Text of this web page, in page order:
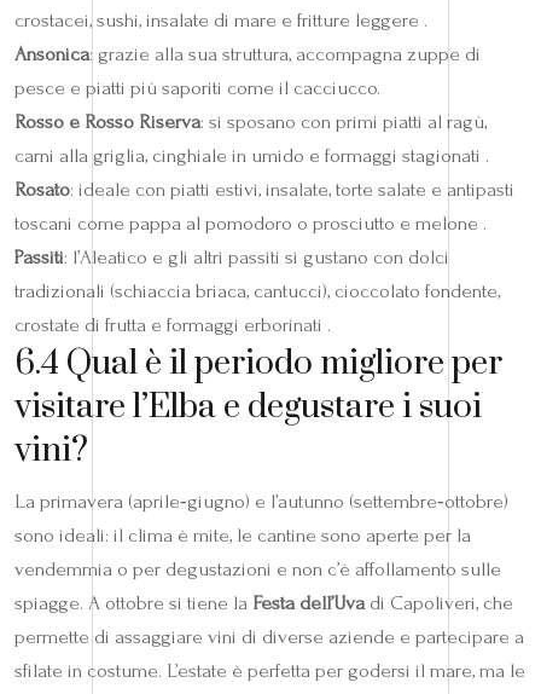
crostacei, sushi, insalate di mare e fritture leggere .
Ansonica: grazie alla sua struttura, accompagna zuppe di
pesce e piatti più saporiti come il cacciucco.
Rosso e Rosso Riserva: si sposano con primi piatti al ragù,
carni alla griglia, cinghiale in umido e formaggi stagionati .
Rosato: ideale con piatti estivi, insalate, torte salate e antipasti
toscani come pappa al pomodoro o prosciutto e melone .
Passiti: l’Aleatico e gli altri passiti si gustano con dolci
tradizionali (schiaccia briaca, cantucci), cioccolato fondente,
crostate di frutta e formaggi erborinati .
6.4 Qual è il periodo migliore per
visitare l’Elba e degustare i suoi
vini?
La primavera (aprile‑giugno) e l’autunno (settembre‑ottobre)
sono ideali: il clima è mite, le cantine sono aperte per la
vendemmia o per degustazioni e non c’è affollamento sulle
spiagge. A ottobre si tiene la Festa dell’Uvadi Capoliveri, che
permette di assaggiare vini di diverse aziende e partecipare a
sfilate in costume. L’estate è perfetta per godersi il mare, ma le